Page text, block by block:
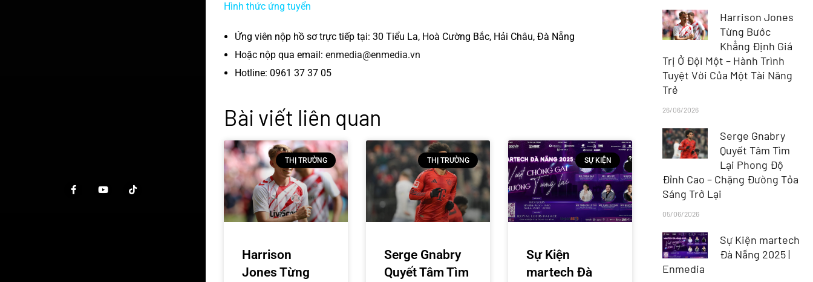
Hình thức ứng tuyển
Ứng viên nộp hồ sơ trực tiếp tại: 30 Tiểu La, Hoà Cường Bắc, Hải Châu, Đà Nẵng
Hoặc nộp qua email: enmedia@enmedia.vn
Hotline: 0961 37 37 05
Bài viết liên quan
THỊ TRƯỜNG
Harrison
Jones Từng
THỊ TRƯỜNG
Serge Gnabry
Quyết Tâm Tìm
SỰ KIỆN
Sự Kiện
martech Đà
Harrison Jones
Từng Bước
Khẳng Định Giá
Trị Ở Đội Một – Hành Trình
Tuyệt Vời Của Một Tài Năng
Trẻ
26/06/2026
Serge Gnabry
Quyết Tâm Tìm
Lại Phong Độ
Đỉnh Cao – Chặng Đường Tỏa
Sáng Trở Lại
05/06/2026
Sự Kiện martech
Đà Nẵng 2025 |
Enmedia